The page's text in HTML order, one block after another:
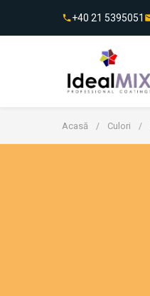
+40 21 5395051
Acasă / Culori /